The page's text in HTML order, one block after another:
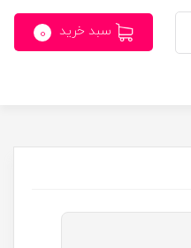
سبد خرید 0